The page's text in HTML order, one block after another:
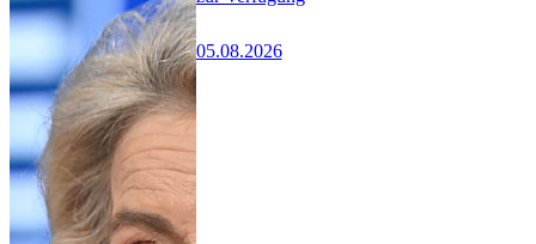
05.08.2026